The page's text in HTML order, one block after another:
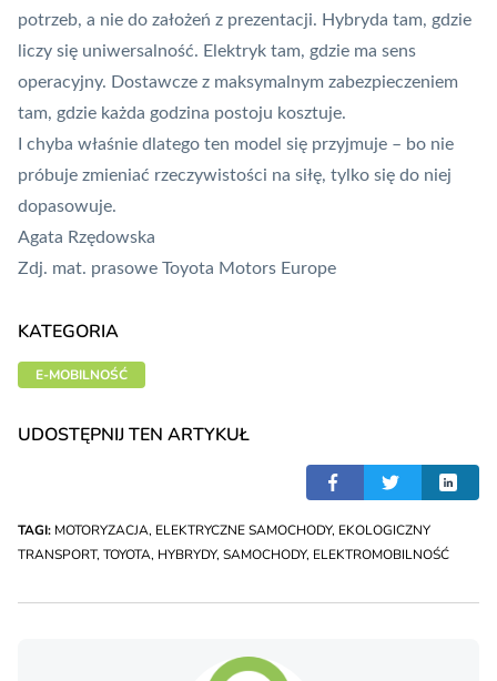
potrzeb, a nie do założeń z prezentacji. Hybryda tam, gdzie
liczy się uniwersalność. Elektryk tam, gdzie ma sens
operacyjny. Dostawcze z maksymalnym zabezpieczeniem
tam, gdzie każda godzina postoju kosztuje.
I chyba właśnie dlatego ten model się przyjmuje – bo nie
próbuje zmieniać rzeczywistości na siłę, tylko się do niej
dopasowuje.
Agata Rzędowska
Zdj. mat. prasowe Toyota Motors Europe
KATEGORIA
E-MOBILNOŚĆ
UDOSTĘPNIJ TEN ARTYKUŁ
TAGI: MOTORYZACJA, ELEKTRYCZNE SAMOCHODY, EKOLOGICZNY
TRANSPORT, TOYOTA, HYBRYDY, SAMOCHODY, ELEKTROMOBILNOŚĆ